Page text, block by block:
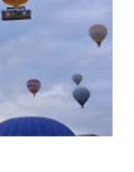
. 이스탄불에서